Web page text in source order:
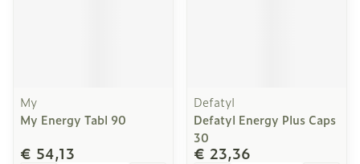
My
My Energy Tabl 90
€ 54,13
Defatyl
Defatyl Energy Plus Caps
30
€ 23,36